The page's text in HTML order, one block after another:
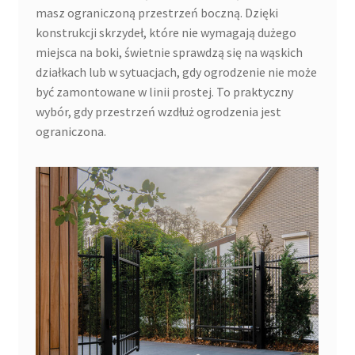
masz ograniczoną przestrzeń boczną. Dzięki
konstrukcji skrzydeł, które nie wymagają dużego
miejsca na boki, świetnie sprawdzą się na wąskich
działkach lub w sytuacjach, gdy ogrodzenie nie może
być zamontowane w linii prostej. To praktyczny
wybór, gdy przestrzeń wzdłuż ogrodzenia jest
ograniczona.